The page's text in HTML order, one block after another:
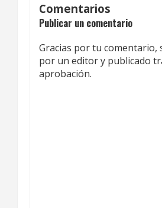
Comentarios
Publicar un comentario
Gracias por tu comentario,
por un editor y publicado
aprobación.